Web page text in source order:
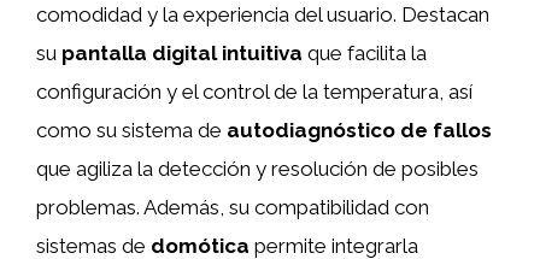
comodidad y la experiencia del usuario. Destacan
su pantalla digital intuitiva que facilita la
configuración y el control de la temperatura, así
como su sistema de autodiagnóstico de fallos
que agiliza la detección y resolución de posibles
problemas. Además, su compatibilidad con
sistemas de domótica permite integrarla